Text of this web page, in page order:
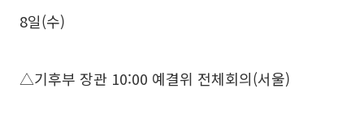
8일(수)
△기후부 장관 10:00 예결위 전체회의(서울)